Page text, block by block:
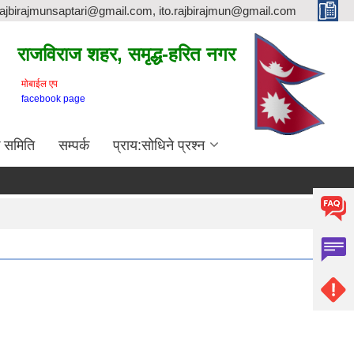
ito.rajbirajmun@gmail.com
राजविराज शहर, समृद्ध-हरित नगर
माेबाईल एप
facebook page
समिति सम्पर्क प्राय:सोधिने प्रश्न